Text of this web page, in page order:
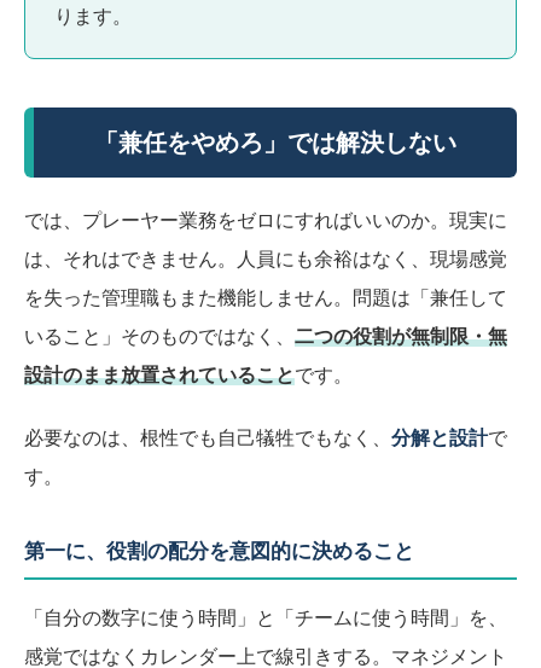
ります。
「兼任をやめろ」では解決しない
では、プレーヤー業務をゼロにすればいいのか。現実に
は、それはできません。人員にも余裕はなく、現場感覚
を失った管理職もまた機能しません。問題は「兼任して
いること」そのものではなく、 二つの役割が無制限・無
設計のまま放置されていることです。
必要なのは、根性でも自己犠牲でもなく、 分解と設計で
す。
第一に、役割の配分を意図的に決めること
「自分の数字に使う時間」と「チームに使う時間」を、
感覚ではなくカレンダー上で線引きする。マネジメント